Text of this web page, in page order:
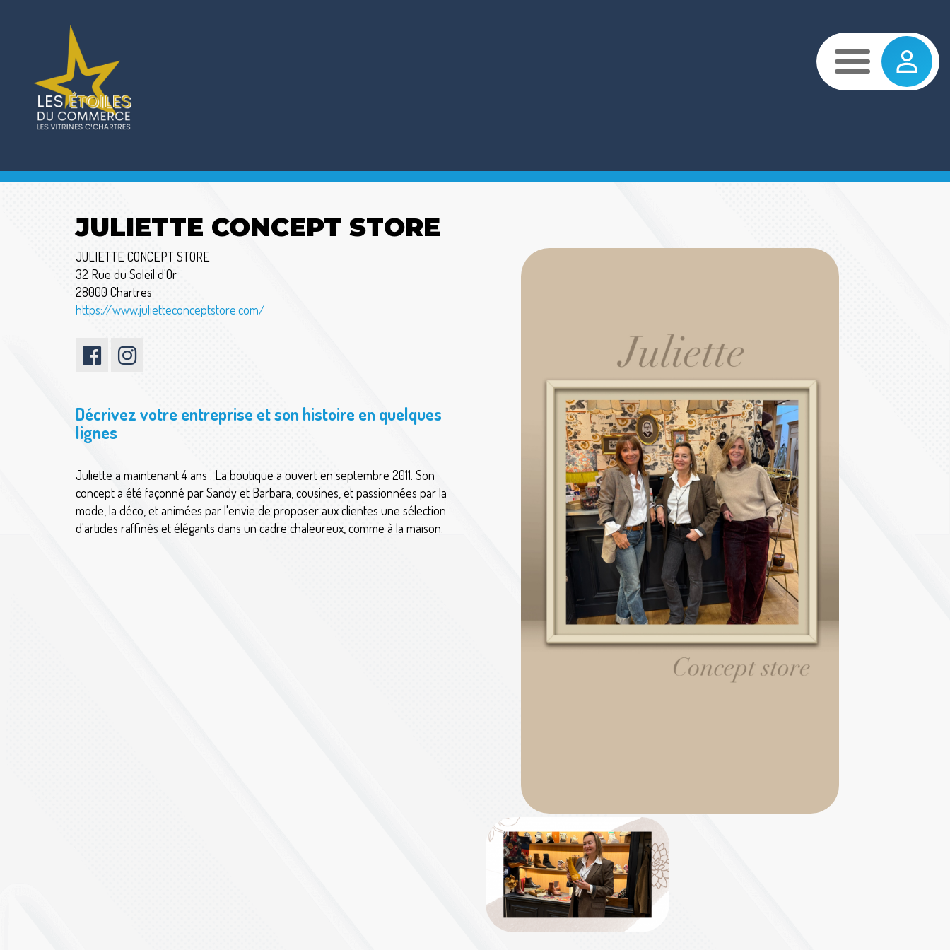
JULIETTE CONCEPT STORE
JULIETTE CONCEPT STORE
32 Rue du Soleil d'Or
28000 Chartres
https://www.julietteconceptstore.com/
Décrivez votre entreprise et son histoire en quelques
lignes
Juliette a maintenant 4 ans . La boutique a ouvert en septembre 2011. Son
concept a été façonné par Sandy et Barbara, cousines, et passionnées par la
mode, la déco, et animées par l'envie de proposer aux clientes une sélection
d'articles raffinés et élégants dans un cadre chaleureux, comme à la maison.